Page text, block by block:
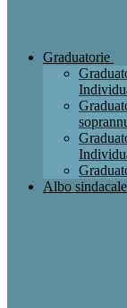
Graduatorie
Albo sindacale